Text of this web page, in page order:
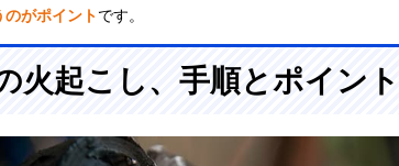
のがポイントです。
火起こし、手順とポイン